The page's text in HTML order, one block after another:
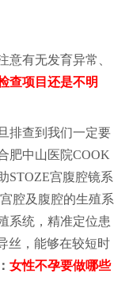
有无发育异常、
查项目还是不明
查到我们一定要
肥中山医院COOK
STOZE宫腹腔镜系
腔及腹腔的生殖系
系统，精准定位患
丝，能够在较短时
女性不孕要做哪些